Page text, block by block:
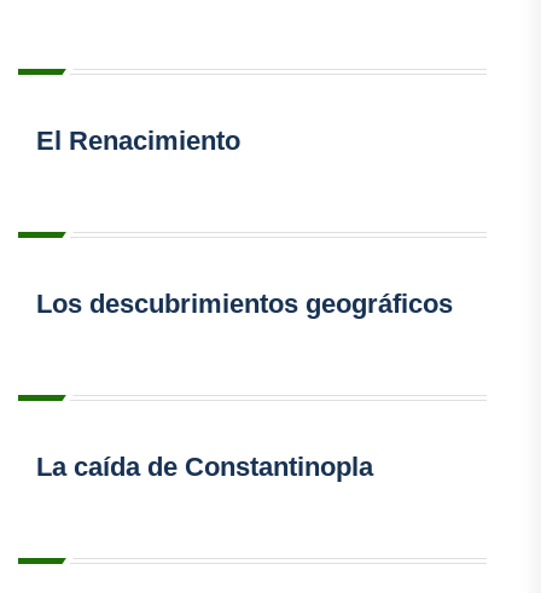
El Renacimiento
Los descubrimientos geográficos
La caída de Constantinopla